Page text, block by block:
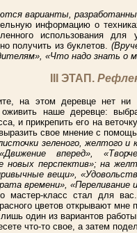
варианты,
информацию о
использования
получить из буклетов.
«Что надо знать о
III ЭТАП.
на этом деревце нет ни
оживить наше деревце:
и прикрепить его на
свое мнение с
зеленого, желтого и
вперед»,
перспектив»; на
вещи»,
времени», «Переливание
мастер-класс стал для
цветов открывают
один из вариантов
что-то свое, а затем